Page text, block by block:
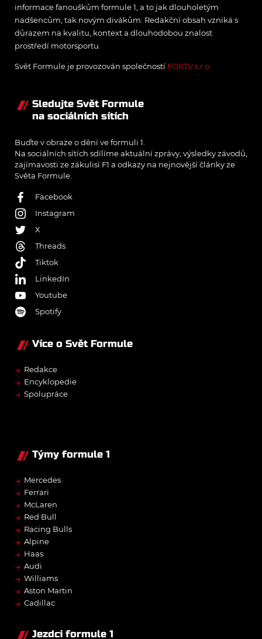
informace fanouškům formule 1, a to jak dlouholetým
nadšencům, tak novým divákům. Redakční obsah vzniká s
důrazem na kvalitu, kontext a dlouhodobou znalost
prostředí motorsportu.
Svět Formule je provozován společností FORTV s.r.o.
Sledujte Svět Formule
na sociálních sítích
Buďte v obraze o dění ve formuli 1.
Na sociálních sítích sdílíme aktuální zprávy, výsledky závodů,
zajímavosti ze zákulisí F1 a odkazy na nejnovější články ze
Světa Formule.
Facebook
Instagram
X
Threads
Tiktok
LinkedIn
Youtube
Spotify
Více o Svět Formule
→ Redakce
→ Encyklopedie
→ Spolupráce
Týmy formule 1
→ Mercedes
→ Ferrari
→ McLaren
→ Red Bull
→ Racing Bulls
→ Alpine
→ Haas
→ Audi
→ Williams
→ Aston Martin
→ Cadillac
Jezdci formule 1